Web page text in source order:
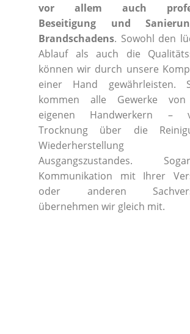
vor allem auch
Beseitigung und
Brandschadens. Sowohl den
Ablauf als auch die
können wir durch unsere
einer Hand gewährleisten.
kommen alle Gewerke von
eigenen Handwerkern –
Trocknung über die
Ausgangszustandes.
Kommunikation mit Ihrer
oder anderen
übernehmen wir gleich mit.